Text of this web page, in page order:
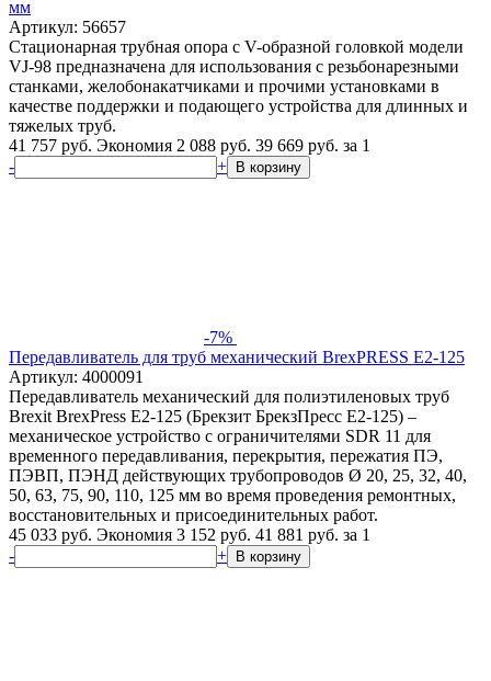
мм
Артикул: 56657
Стационарная трубная опора с V-образной головкой модели
VJ-98 предназначена для использования с резьбонарезными
станками, желобонакатчиками и прочими установками в
качестве поддержки и подающего устройства для длинных и
тяжелых труб.
41 757 руб. Экономия 2 088 руб. 39 669 руб. за 1
-
+ В корзину
-7%
Передавливатель для труб механический BrexPRESS Е2-125
Артикул: 4000091
Передавливатель механический для полиэтиленовых труб
Brexit BrexPress Е2-125 (Брекзит БрекзПресс Е2-125) –
механическое устройство с ограничителями SDR 11 для
временного передавливания, перекрытия, пережатия ПЭ,
ПЭВП, ПЭНД действующих трубопроводов Ø 20, 25, 32, 40,
50, 63, 75, 90, 110, 125 мм во время проведения ремонтных,
восстановительных и присоединительных работ.
45 033 руб. Экономия 3 152 руб. 41 881 руб. за 1
-
+ В корзину